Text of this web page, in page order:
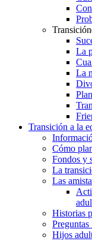
La
La
Transición a la
Cómo
Fondos y
La
Las
Historias
Preguntas
Hijos